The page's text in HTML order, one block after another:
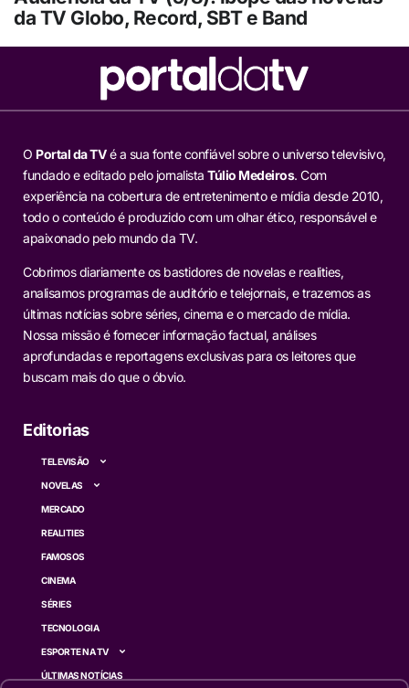
da TV Globo, Record, SBT e Band
O Portal da TVé a sua fonte confiável sobre o universo televisivo,
fundado e editado pelo jornalista Túlio Medeiros. Com
experiência na cobertura de entretenimento e mídia desde 2010,
todo o conteúdo é produzido com um olhar ético, responsável e
apaixonado pelo mundo da TV.
Cobrimos diariamente os bastidores de novelas e realities,
analisamos programas de auditório e telejornais, e trazemos as
últimas notícias sobre séries, cinema e o mercado de mídia.
Nossa missão é fornecer informação factual, análises
aprofundadas e reportagens exclusivas para os leitores que
buscam mais do que o óbvio.
Editorias
TELEVISÃO
NOVELAS
MERCADO
REALITIES
FAMOSOS
CINEMA
SÉRIES
TECNOLOGIA
ESPORTE NA TV
ÚLTIMAS NOTÍCIAS